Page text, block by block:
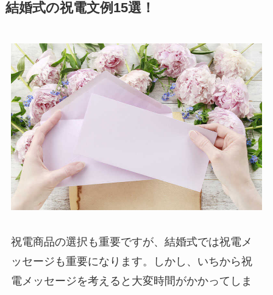
結婚式の祝電文例15選！
祝電商品の選択も重要ですが、結婚式では祝電メ
ッセージも重要になります。しかし、いちから祝
電メッセージを考えると大変時間がかかってしま